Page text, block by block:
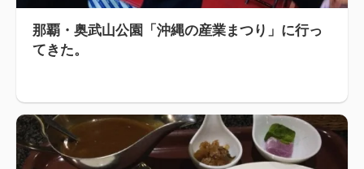
那覇・奥武山公園「沖縄の産業まつり」に行っ
てきた。